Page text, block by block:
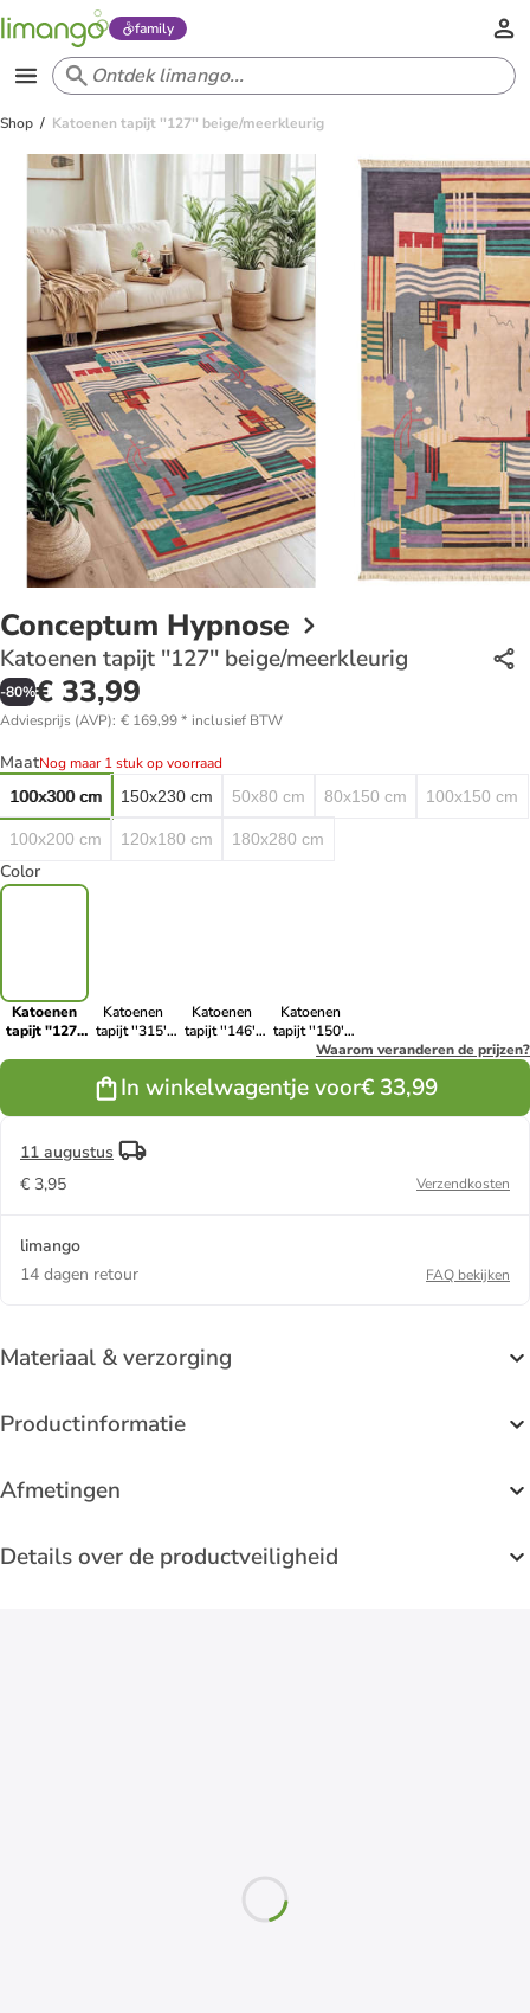
family
Shop Katoenen tapijt ''127'' beige/meerkleurig
Conceptum Hypnose
Katoenen tapijt ''127'' beige/meerkleurig
-80%€ 33,99
Adviesprijs (AVP): € 169,99* inclusief BTW
MaatNog maar 1 stuk op voorraad
100x300 cm
150x230 cm 50x80 cm 80x150 cm 100x150 cm
100x200 cm 120x180 cm 180x280 cm
Color
Katoenen
tapijt ''127''
Katoenen
tapijt ''315''
Katoenen
tapijt ''146''
Katoenen
tapijt ''150''
beige/meerkleurig
Waarom veranderen de prijzen?
In winkelwagentje voor€ 33,99
11 augustus
€ 3,95
Verzendkosten
limango
14 dagen retour
FAQ bekijken
Materiaal & verzorging
Productinformatie
Afmetingen
Details over de productveiligheid